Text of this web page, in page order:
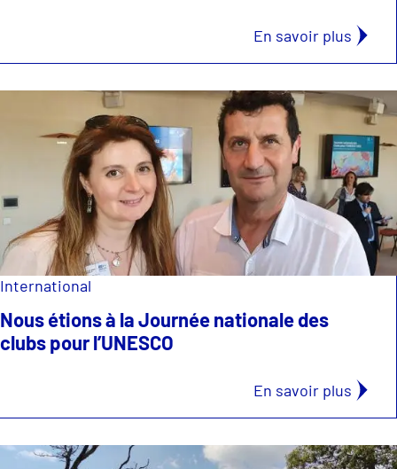
En savoir plus
International
Nous étions à la Journée nationale des
clubs pour l’UNESCO
En savoir plus